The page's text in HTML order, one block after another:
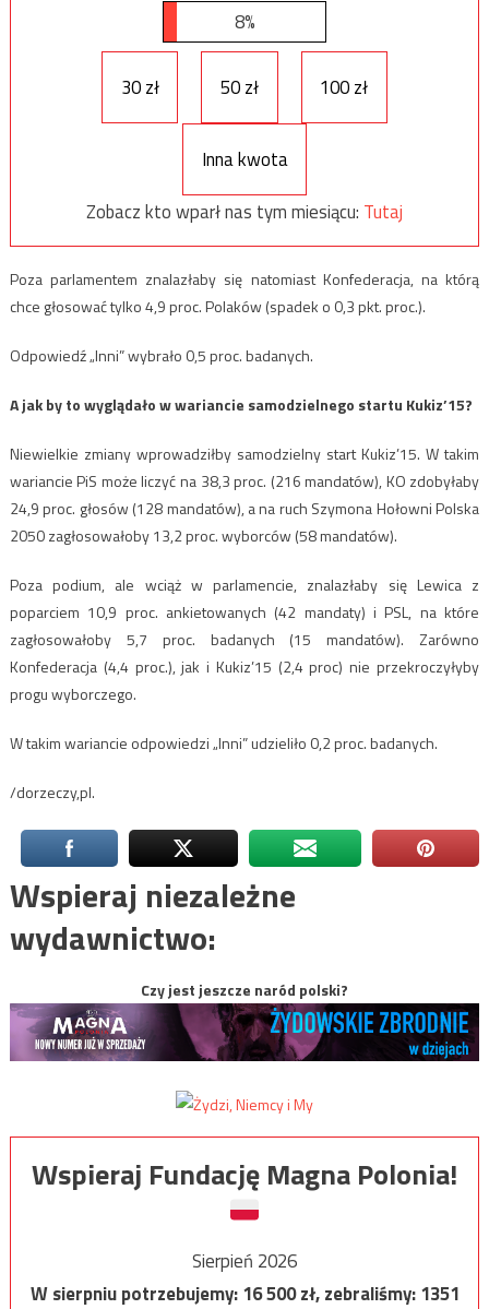
8%
30 zł 50 zł 100 zł
Inna kwota
Zobacz kto wparł nas tym miesiącu: Tutaj
Poza parlamentem znalazłaby się natomiast Konfederacja, na którą
chce głosować tylko 4,9 proc. Polaków (spadek o 0,3 pkt. proc.).
Odpowiedź „Inni” wybrało 0,5 proc. badanych.
A jak by to wyglądało w wariancie samodzielnego startu Kukiz’15?
Niewielkie zmiany wprowadziłby samodzielny start Kukiz’15. W takim
wariancie PiS może liczyć na 38,3 proc. (216 mandatów), KO zdobyłaby
24,9 proc. głosów (128 mandatów), a na ruch Szymona Hołowni Polska
2050 zagłosowałoby 13,2 proc. wyborców (58 mandatów).
Poza podium, ale wciąż w parlamencie, znalazłaby się Lewica z
poparciem 10,9 proc. ankietowanych (42 mandaty) i PSL, na które
zagłosowałoby 5,7 proc. badanych (15 mandatów). Zarówno
Konfederacja (4,4 proc.), jak i Kukiz’15 (2,4 proc) nie przekroczyłyby
progu wyborczego.
W takim wariancie odpowiedzi „Inni” udzieliło 0,2 proc. badanych.
/dorzeczy,pl.
Wspieraj niezależne
wydawnictwo:
Czy jest jeszcze naród polski?
Wspieraj Fundację Magna Polonia!
Sierpień 2026
W sierpniu potrzebujemy:16 500zł, zebraliśmy:1351